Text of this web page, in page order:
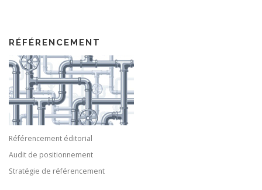
RÉFÉRENCEMENT
Référencement éditorial
Audit de positionnement
Stratégie de référencement